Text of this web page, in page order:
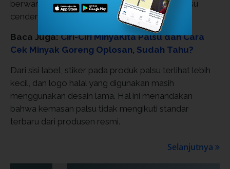
berwarna kuning cerah, sedangkan minyak palsu
cenderung lebih gelap.
Baca Juga:Ciri-Ciri MinyaKita Palsu dan Cara
Cek Minyak Goreng Oplosan, Sudah Tahu?
Dari sisi label, stiker pada produk palsu terlihat lebih
kecil, dan logo halal yang digunakan masih
menggunakan desain lama. Hal ini menandakan
bahwa kemasan palsu tidak mengikuti standar
terbaru dari produsen resmi.
Selanjutnya